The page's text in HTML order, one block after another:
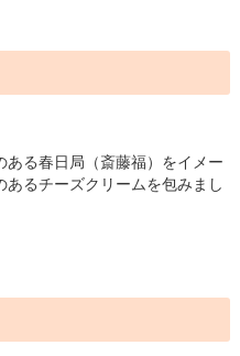
ある春日局（斎藤福）をイメー
あるチーズクリームを包みまし